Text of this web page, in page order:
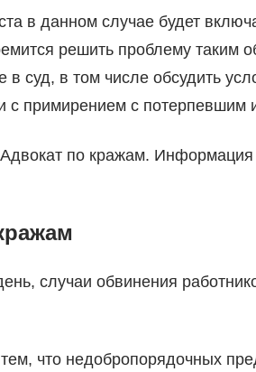
в данном случае будет
решить проблему таким
в суд, в том числе обсудить
с примирением с потерпевшим
по кражам.
случаи обвинения
что недобропорядочных